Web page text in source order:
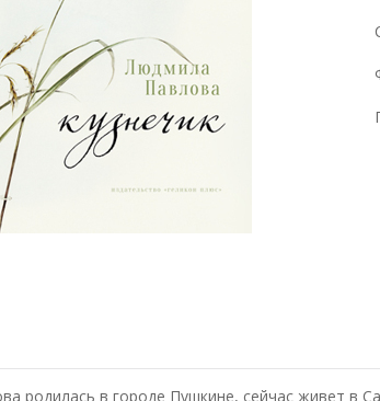
родилась в городе Пушкине, сейчас живет в